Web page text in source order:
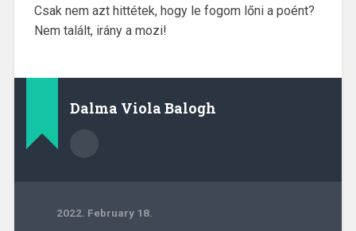
Csak nem azt hittétek, hogy le fogom lőni a poént?
Nem talált, irány a mozi!
Dalma Viola Balogh
2022. February 18.